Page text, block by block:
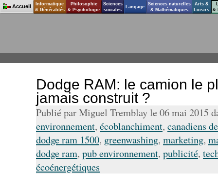
Dodge RAM: le camion le
jamais construit ?
Publié par Miguel Tremblay le 06 mai 2015
environnement, écoblanchiment, canadiens
dodge ram 1500, greenwashing, marketing,
dodge ram, pub environnement, publicité,
écoénergétiques
Accueil
Informatique
& Généralités
Philosophie
& Psychologie
Sciences
sociales
Langage
Sciences naturelles
& Mathématiques
Arts &
Loisirs
&